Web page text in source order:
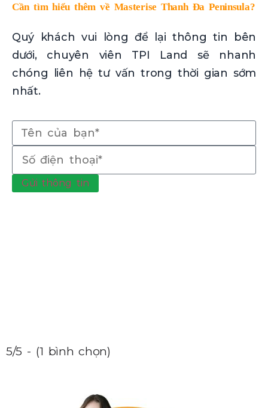
Cần tìm hiểu thêm về Masterise Thanh Đa Peninsula?
Quý khách vui lòng để lại thông tin bên
dưới, chuyên viên TPI Land sẽ nhanh
chóng liên hệ tư vấn trong thời gian sớm
nhất.
Gửi thông tin
5/5 - (1 bình chọn)